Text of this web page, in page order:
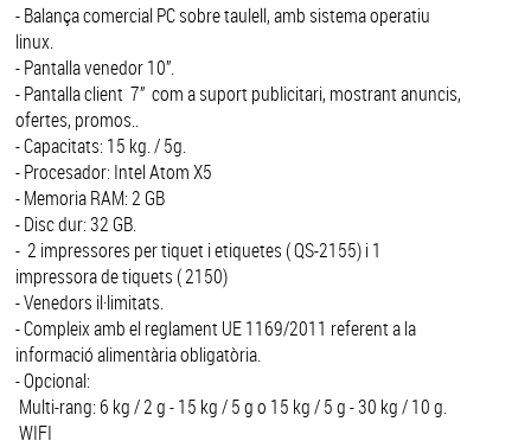
- Balança comercial PC sobre taulell, amb sistema operatiu
linux.
- Pantalla venedor 10”.
- Pantalla client 7” com a suport publicitari, mostrant anuncis,
ofertes, promos..
- Capacitats: 15 kg. / 5g.
- Procesador: Intel Atom X5
- Memoria RAM: 2 GB
- Disc dur: 32 GB.
- 2 impressores per tiquet i etiquetes ( QS-2155) i 1
impressora de tiquets ( 2150)
- Venedors il·limitats.
- Compleix amb el reglament UE 1169/2011 referent a la
informació alimentària obligatòria.
- Opcional:
Multi-rang: 6 kg / 2 g - 15 kg / 5 g o 15 kg / 5 g - 30 kg / 10 g.
WIFI